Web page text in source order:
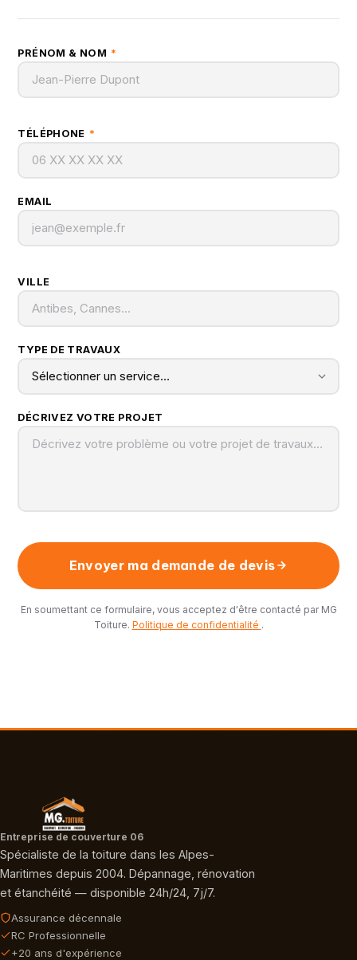
PRÉNOM & NOM *
TÉLÉPHONE *
EMAIL
VILLE
TYPE DE TRAVAUX
DÉCRIVEZ VOTRE PROJET
Envoyer ma demande de devis
En soumettant ce formulaire, vous acceptez d'être contacté par MG
Toiture. Politique de confidentialité .
Entreprise de couverture 06
Spécialiste de la toiture dans les Alpes-
Maritimes depuis 2004. Dépannage, rénovation
et étanchéité — disponible 24h/24, 7j/7.
Assurance décennale
RC Professionnelle
+20 ans d'expérience